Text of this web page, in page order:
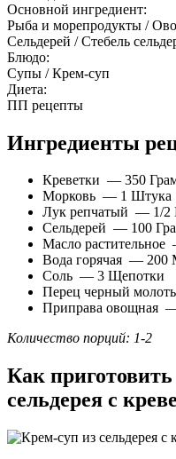
Основной ингредиент:
Рыба и морепродукты /
Сельдерей / Стебель
Блюдо:
Супы / Крем-суп
Диета:
ПП рецепты
Ингредиенты
Креветки — 350
Морковь — 1 Штука
Лук репчатый — 1/2
Сельдерей — 100
Масло
Вода горячая — 200
Соль — 3 Щепотки
Перец черный
Приправа овощная
Количество порций: 1-2
Как
сельдерея с